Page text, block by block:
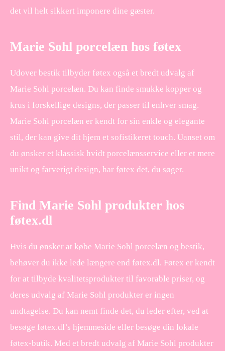
det vil helt sikkert imponere dine gæster.
Marie Sohl porcelæn hos føtex
Udover bestik tilbyder føtex også et bredt udvalg af
Marie Sohl porcelæn. Du kan finde smukke kopper og
krus i forskellige designs, der passer til enhver smag.
Marie Sohl porcelæn er kendt for sin enkle og elegante
stil, der kan give dit hjem et sofistikeret touch. Uanset om
du ønsker et klassisk hvidt porcelænsservice eller et mere
unikt og farverigt design, har føtex det, du søger.
Find Marie Sohl produkter hos
føtex.dl
Hvis du ønsker at købe Marie Sohl porcelæn og bestik,
behøver du ikke lede længere end føtex.dl. Føtex er kendt
for at tilbyde kvalitetsprodukter til favorable priser, og
deres udvalg af Marie Sohl produkter er ingen
undtagelse. Du kan nemt finde det, du leder efter, ved at
besøge føtex.dl’s hjemmeside eller besøge din lokale
føtex-butik. Med et bredt udvalg af Marie Sohl produkter